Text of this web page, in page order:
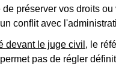
de préserver vos droits ou
conflit avec
devant le juge civil , le
pas de régler